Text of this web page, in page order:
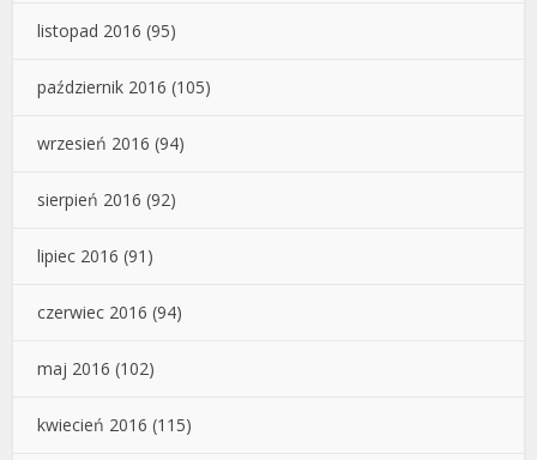
listopad 2016 (95)
październik 2016 (105)
wrzesień 2016 (94)
sierpień 2016 (92)
lipiec 2016 (91)
czerwiec 2016 (94)
maj 2016 (102)
kwiecień 2016 (115)